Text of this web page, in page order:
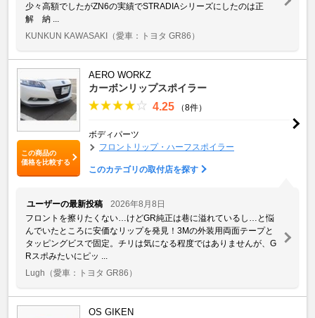
少々高額でしたがZN6の実績でSTRADIAシリーズにしたのは正
解 納 ...
KUNKUN KAWASAKI （愛車：トヨタ GR86）
この商品の
価格を比較する
AERO WORKZ
カーボンリップスポイラー
4.25 （8件）
ボディパーツ
フロントリップ・ハーフスポイラー
このカテゴリの取付店を探す
ユーザーの最新投稿
2026年8月8日
フロントを擦りたくない…けどGR純正は巷に溢れているし…と悩
んでいたところに安価なリップを発見！3Mの外装用両面テープと
タッピングビスで固定。チリは気になる程度ではありませんが、G
Rスポみたいにピッ ...
Lugh （愛車：トヨタ GR86）
OS GIKEN